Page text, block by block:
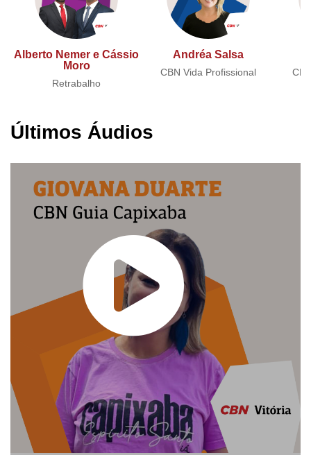
Alberto Nemer e Cássio
Moro
Retrabalho
Andréa Salsa
CBN Vida Profissional
Últimos Áudios